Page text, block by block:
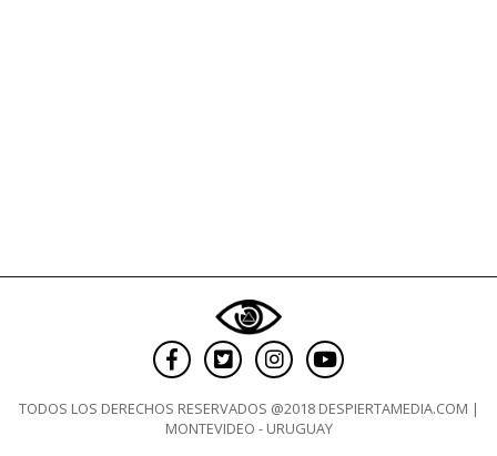
TODOS LOS DERECHOS RESERVADOS @2018 DESPIERTAMEDIA.COM |
MONTEVIDEO - URUGUAY